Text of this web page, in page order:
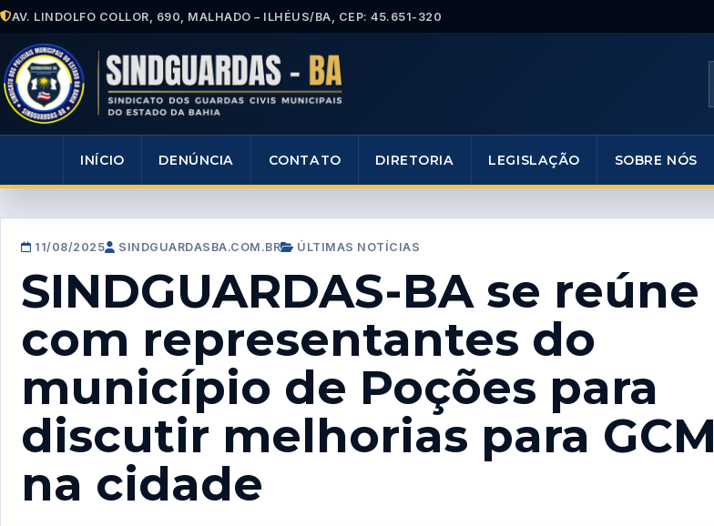
AV. LINDOLFO COLLOR, 690, MALHADO – ILHÉUS/BA, CEP: 45.651-320
INÍCIO DENÚNCIA CONTATO DIRETORIA LEGISLAÇÃO SOBRE NÓS
11/08/2025 SINDGUARDASBA.COM.BR ÚLTIMAS NOTÍCIAS
SINDGUARDAS-BA se reúne
com representantes do
município de Poções para
discutir melhorias para GCM
na cidade